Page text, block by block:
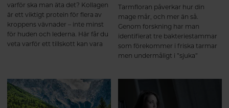
varför ska man äta det? Kollagen
är ett viktigt protein för flera av
kroppens vävnader – inte minst
för huden och lederna. Här får du
veta varför ett tillskott kan vara
Tarmfloran påverkar hur din
mage mår, och mer än så.
Genom forskning har man
identifierat tre bakteriestammar
som förekommer i friska tarmar
men undermåligt i ”sjuka”